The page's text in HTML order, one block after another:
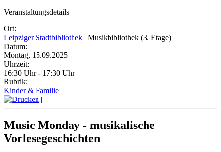
Veranstaltungsdetails
Ort:
Leipziger Stadtbibliothek | Musikbibliothek (3. Etage)
Datum:
Montag, 15.09.2025
Uhrzeit:
16:30 Uhr - 17:30 Uhr
Rubrik:
Kinder & Familie
|
Music Monday - musikalische
Vorlesegeschichten